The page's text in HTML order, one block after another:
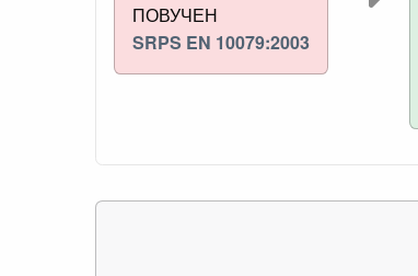
ПОВУЧЕН
SRPS EN 10079:2003